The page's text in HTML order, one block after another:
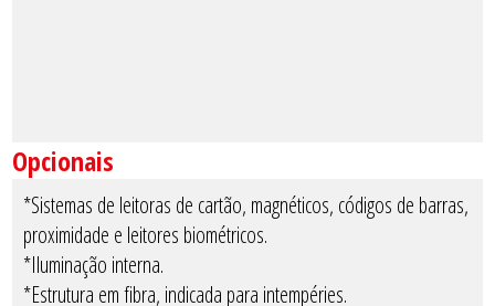
Opcionais
*Sistemas de leitoras de cartão, magnéticos, códigos de barras,
proximidade e leitores biométricos.
*Iluminação interna.
*Estrutura em fibra, indicada para intempéries.